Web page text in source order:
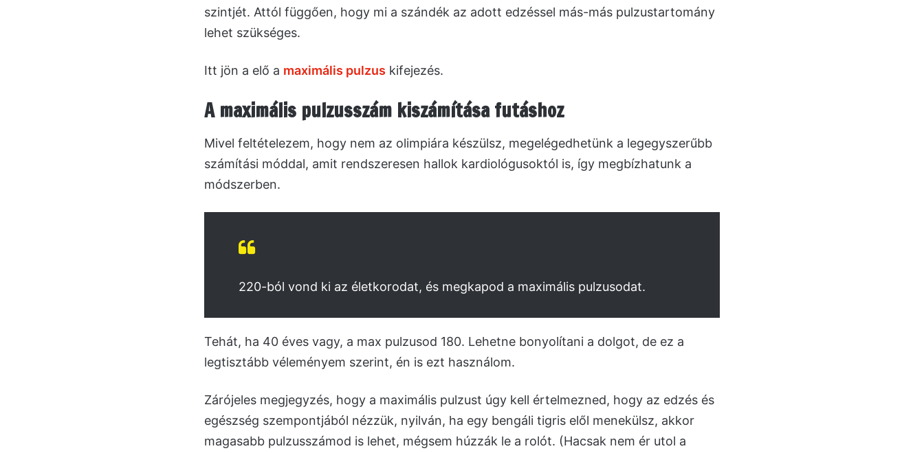
szintjét. Attól függően, hogy mi a szándék az adott edzéssel más-más pulzustartomány
lehet szükséges.
Itt jön a elő a maximális pulzus kifejezés.
A maximális pulzusszám kiszámítása futáshoz
Mivel feltételezem, hogy nem az olimpiára készülsz, megelégedhetünk a legegyszerűbb
számítási móddal, amit rendszeresen hallok kardiológusoktól is, így megbízhatunk a
módszerben.
220-ból vond ki az életkorodat, és megkapod a maximális pulzusodat.
Tehát, ha 40 éves vagy, a max pulzusod 180. Lehetne bonyolítani a dolgot, de ez a
legtisztább véleményem szerint, én is ezt használom.
Zárójeles megjegyzés, hogy a maximális pulzust úgy kell értelmezned, hogy az edzés és
egészség szempontjából nézzük, nyilván, ha egy bengáli tigris elől menekülsz, akkor
magasabb pulzusszámod is lehet, mégsem húzzák le a rolót. (Hacsak nem ér utol a